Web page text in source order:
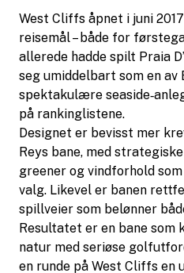
West Cliffs åpnet i juni
reisemål – både for
allerede hadde spilt Praia
seg umiddelbart som en av
spektakulære
på rankinglistene.
Designet er bevisst mer
Reys bane, med
greener og vindforhold
valg. Likevel er banen
spillveier som belønner
Resultatet er en bane
natur med seriøse
en runde på West Cliffs